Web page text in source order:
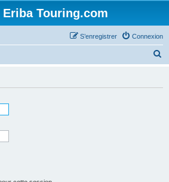
Eriba Touring.com
Connexion
S’enregistrer